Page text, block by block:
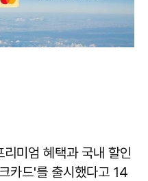
미엄 혜택과 국내 할인
카드'를 출시했다고 14